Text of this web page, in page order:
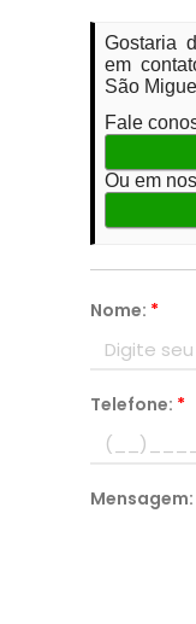
Gostaria
em
São
Fale
Ou em
Nome: *
Telefone: *
Mensagem: